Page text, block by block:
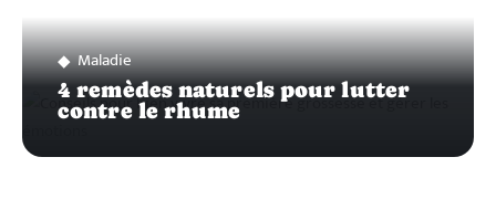
Maladie
4 remèdes naturels pour lutter
contre le rhume